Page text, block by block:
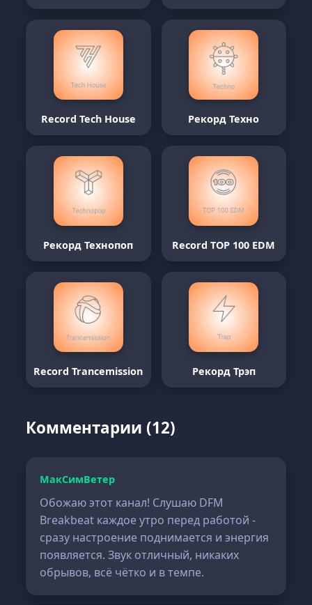
Record Tech House Рекорд Техно
Рекорд Технопоп Record TOP 100 EDM
Record Trancemission Рекорд Трэп
Комментарии (12)
МакСимВетер
Обожаю этот канал! Слушаю DFM
Breakbeat каждое утро перед работой -
сразу настроение поднимается и энергия
появляется. Звук отличный, никаких
обрывов, всё чётко и в темпе.